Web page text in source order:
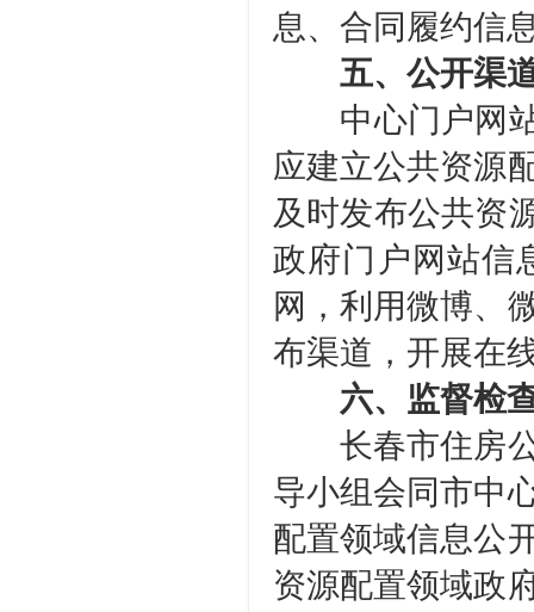
息、合同履约信
五、公开渠
中心门户网站
应建立公共资源
及时发布公共资
政府门户网站信
网，利用微博、
布渠道，开展在
六、监督检
长春市住房公
导小组会同市中
配置领域信息公
资源配置领域政